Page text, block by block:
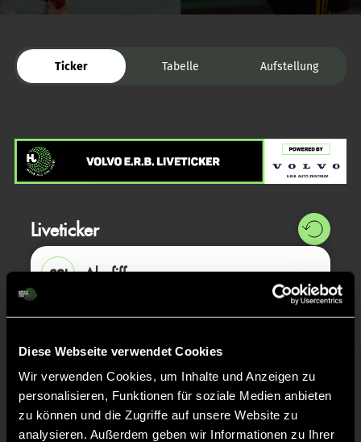
Diese Webseite verwendet Cookies
Wir verwenden Cookies, um Inhalte und Anzeigen zu
personalisieren, Funktionen für soziale Medien anbieten
zu können und die Zugriffe auf unsere Website zu
analysieren. Außerdem geben wir Informationen zu Ihrer
Ticker Tabelle Aufstellung
Liveticker
30'
Abpfiff
17' TOR 3:4, FELDTOR
TOR 3:3, FELDTOR